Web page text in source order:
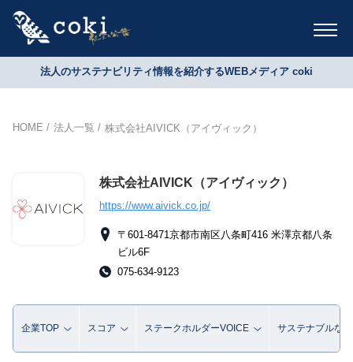
法人のサステナビリティ情報を紹介するWEBメディア coki
HOME 法人一覧 株式会社AIVICK（アイヴィック）
株式会社AIVICK（アイヴィック）
https://www.aivick.co.jp/
〒601-8471京都市南区八条町416 米澤京都八条
ビル6F
075-634-9123
企業TOP スコア ステークホルダーVOICE サステナブルな